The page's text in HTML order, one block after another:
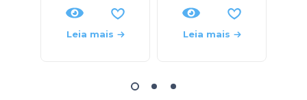
Leia mais Leia mais